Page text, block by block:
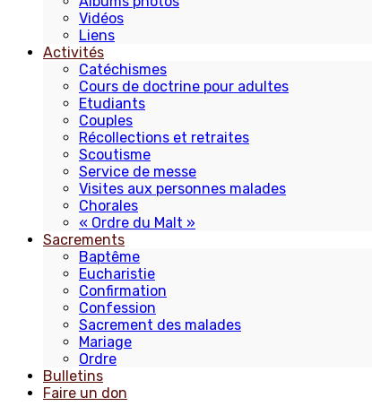
Vidéos
Liens
Activités
Catéchismes
Cours de doctrine pour adultes
Etudiants
Couples
Récollections et retraites
Scoutisme
Service de messe
Visites aux personnes malades
Chorales
« Ordre du Malt »
Sacrements
Baptême
Eucharistie
Confirmation
Confession
Sacrement des malades
Mariage
Ordre
Bulletins
Faire un don